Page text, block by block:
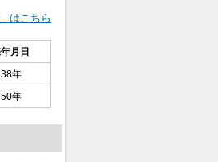
はこちら
月日
年
年